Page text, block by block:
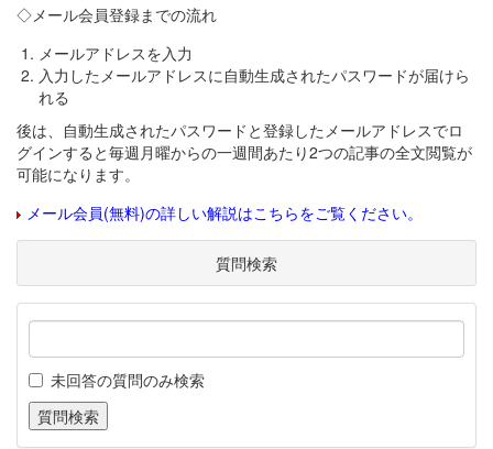
◇メール会員登録までの流れ
メールアドレスを入力
入力したメールアドレスに自動生成されたパスワードが届けら
れる
後は、自動生成されたパスワードと登録したメールアドレスでロ
グインすると毎週月曜からの一週間あたり2つの記事の全文閲覧が
可能になります。
メール会員(無料)の詳しい解説はこちらをご覧ください。
質問検索
未回答の質問のみ検索